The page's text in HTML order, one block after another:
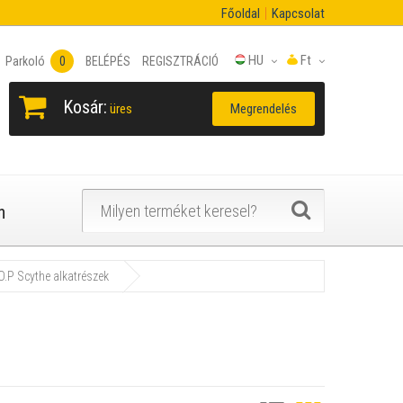
Főoldal Kapcsolat
Ft
HU
Parkoló 0 BELÉPÉS REGISZTRÁCIÓ
Kosár: üres Megrendelés
Scythe alkatrészek